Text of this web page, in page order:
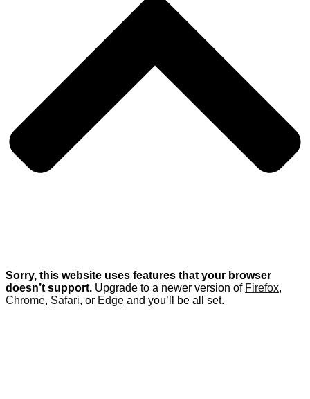
Sorry, this website uses features that your browser
doesn’t support. Upgrade to a newer version of Firefox,
Chrome, Safari, or Edge and you’ll be all set.